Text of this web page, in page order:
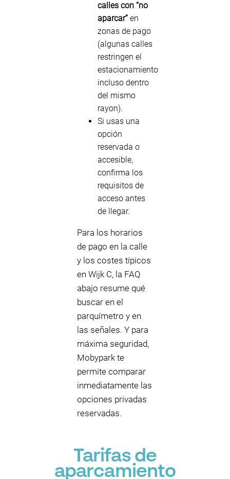
calles con “no
aparcar” en
zonas de pago
(algunas calles
restringen el
estacionamiento
incluso dentro
del mismo
rayon).
Si usas una
opción
reservada o
accesible,
confirma los
requisitos de
acceso antes
de llegar.
Para los horarios
de pago en la calle
y los costes típicos
en Wijk C, la FAQ
abajo resume qué
buscar en el
parquímetro y en
las señales. Y para
máxima seguridad,
Mobypark te
permite comparar
inmediatamente las
opciones privadas
reservadas.
Tarifas de
aparcamiento